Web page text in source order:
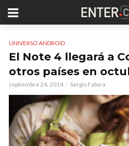
UNIVERSO ANDROID
El Note 4 llegará a
otros países en
septiembre 24, 2014 Sergio Fabara